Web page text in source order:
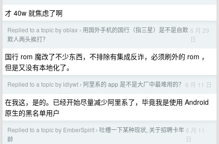
才 40w 就焦虑了啊
Replied to a topic by oblax › 用国外手机的国行（指三星）是不是自欺
欺人两头挨打？
6 月 29
日
国行 rom 魔改了不少东西，不排除有集成反诈，必须刷外的 rom ，
但是又没有本地化了。
Replied to a topic by ldlywt › 阿里系的 app 是不是大厂中最难用的？ 6 月 11 日
在我这，是的。已经开始尽量减少阿里系了，毕竟我是使用 Android
原生的黑名单用户
Replied to a topic by EmberSpirit › 吐槽一下某种现状, 关于招聘卡年
龄
6 月 11
日